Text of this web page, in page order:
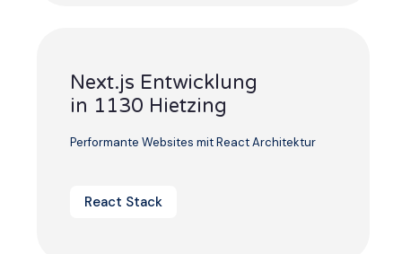
Next.js Entwicklung
in 1130 Hietzing
Performante Websites mit React Architektur
React Stack